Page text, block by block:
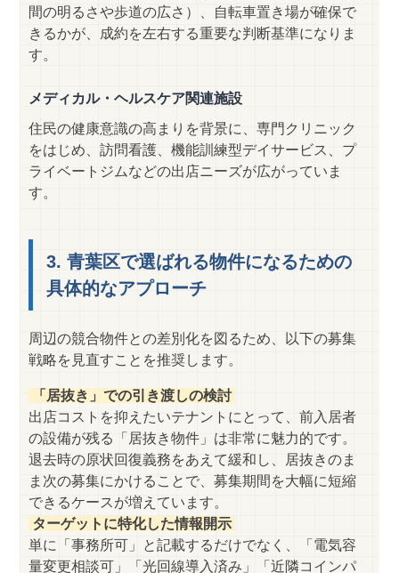
間の明るさや歩道の広さ）、自転車置き場が確保で
きるかが、成約を左右する重要な判断基準になりま
す。
メディカル・ヘルスケア関連施設
住民の健康意識の高まりを背景に、専門クリニック
をはじめ、訪問看護、機能訓練型デイサービス、プ
ライベートジムなどの出店ニーズが広がっていま
す。
3. 青葉区で選ばれる物件になるための
具体的なアプローチ
周辺の競合物件との差別化を図るため、以下の募集
戦略を見直すことを推奨します。
「居抜き」での引き渡しの検討
出店コストを抑えたいテナントにとって、前入居者
の設備が残る「居抜き物件」は非常に魅力的です。
退去時の原状回復義務をあえて緩和し、居抜きのま
ま次の募集にかけることで、募集期間を大幅に短縮
できるケースが増えています。
ターゲットに特化した情報開示
単に「事務所可」と記載するだけでなく、「電気容
量変更相談可」「光回線導入済み」「近隣コインパ